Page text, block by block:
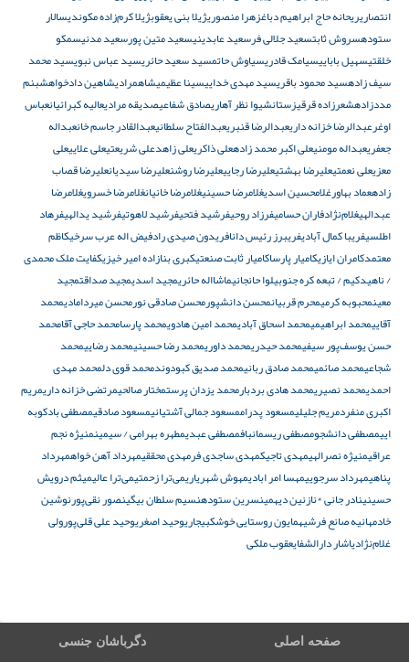
انتصاریریحانه حاج ابراهیم دباغزهرا منصوریژیلا بنی یعقوبژیلا کرم‌زاده مکوندیسالار
ستودهسروش ثابتسعید جلالی فرسعید عابدینیسعید متین پورسعید مدنیسمکو
خلقتیسهیل باباییسیامک قادریسیاوش حاتمسید سعید حائریسید عباس نبویسید محمد
سیف زادهسید محمود باقریسید مهدی خداییسینا عظیمیشاهمرادیشاهین دادخواهشبنم
مددزادهشعرزاده قرقیزستانشیوا نظر آهاریصادق شفاعیصدیقه مرادیعالیه کبرائیانعباس
اوغرعبدالرضا خزانه داریعبدالرضا قنبریعبدالفتاح سلطانیعبدالقادر جاسم خانعبداله
جعفریعبداله مومنیعلی اکبر محمد زادهعلی ذاکریعلی زاهدعلی شریعتیعلی علاییعلی
معزیعلی نعمتیعلیرضا بهشتیعلیرضا رجاییعلیرضا روشنعلیرضا سیدیانعلیرضا قصاب
زادهعماد بهاورغلامحسین اسدیغلامرضا حسینیغلامرضا خانیانغلامرضا خسرویغلامرضا
عبدالهیغلام‌نژادفاران حسامیفرزاد روحیفرشید فتحیفرشید لاهوتیفرشید یدالهیفرهاد
اطلسیفریبا کمال آبادیفریبرز رئیس دانافریدون صیدی رادفیض اله عرب سرخیکاظم
معتمدکامران ایازیکامیار پارساکامیار ثابت صنعتیکبری بنازاده امیر خیزیکفایت ملک محمدی
/ ناهیدکیم / تبعه کره جنوبیلوا حانجانیماشااله حائریمجید اسدیمجید صداقتمجید
معینمحبوبه کرمیمحرم قربیانمحسن دانشپورمحسن صادقی نورمحسن میردامادیمحمد
آقاییمحمد ابراهیمیمحمد اسحاق آبادیمحمد امین هادویمحمد پارسامحمد حاجی آقامحمد
حسن یوسف‌پور سیفیمحمد حیدریمحمد داوریمحمد رضا حسینیمحمد رضاییمحمد
شجاعیمحمد صائمیمحمد صادق ربانیمحمد صدیق کبودوندمحمد قوی دلمحمد مهدی
احمدیمحمد نصیریمحمد هادی بردبارمحمد یزدان پرستمختار صالحیمرتضی خزانه داریمریم
اکبری منفردمریم جلیلیمسعود پدراممسعود جمالی آشتیانیمسعود صادقیمصطفی بادکوبه
اییمصطفی دانشجومصطفی ریسمانبافمصطفی عبدیمطهره بهرامی / سیمینمنیژه نجم
عراقیمنیژه نصرالهیمهدی تاجیکمهدی ساجدی فرمهدی محققیمهرداد آهن خواهمهرداد
پناهیمهرداد سرجوییمهسا امر ابادیمهوش شهریاریمی‌ترا زحمتیمی‌ترا عالیمیثم درویش
حسینینادر جانی *نازنین دیهمینسرین ستودهنسیم سلطان بیگینصور نقی‌پورنوشین
خادمهانیه صانع فرشیهمایون روستایی خوشکبیجاریوحید اصغریوحید علی قلی‌پورولی
غلام‌نژادیاشار دارالشفایعقوب ملکی
صفحه اصلی دگرباشان جنسی